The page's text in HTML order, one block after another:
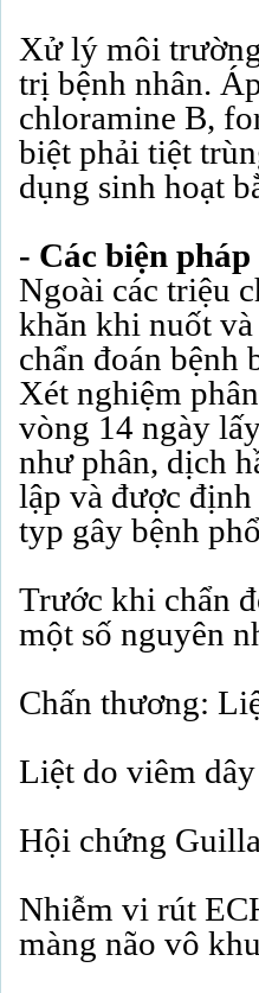
Xử lý môi
trị bệnh nhân.
chloramine B,
biệt phải tiệt
dụng sinh hoạt
- Các biện
Ngoài các triệu
khăn khi nuốt
chẩn đoán bệnh
Xét nghiệm
vòng 14 ngày
như phân, dịch
lập và được
typ gây bệnh
Trước khi chẩn
một số nguyên
Chấn thương:
Liệt do viêm
Hội chứng
Nhiễm vi rút
màng não vô